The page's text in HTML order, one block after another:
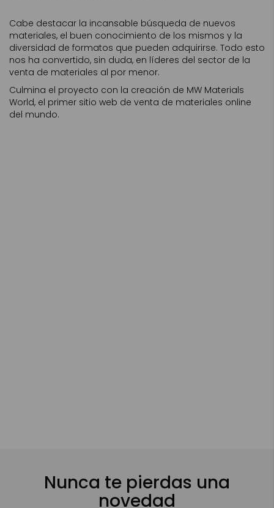
Cabe destacar la incansable búsqueda de nuevos
materiales, el buen conocimiento de los mismos y la
diversidad de formatos que pueden adquirirse. Todo esto
nos ha convertido, sin duda, en líderes del sector de la
venta de materiales al por menor.
Culmina el proyecto con la creación de MW Materials
World, el primer sitio web de venta de materiales online
del mundo.
Nunca te pierdas una
novedad